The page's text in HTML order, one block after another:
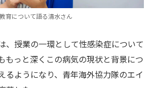
育について語る清水さん
、授業の一環として性感染症について
もっと深くこの病気の現状と背景につ
るようになり、青年海外協力隊のエイ